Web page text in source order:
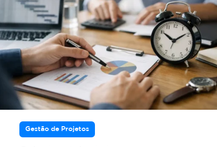
Gestão de Projetos